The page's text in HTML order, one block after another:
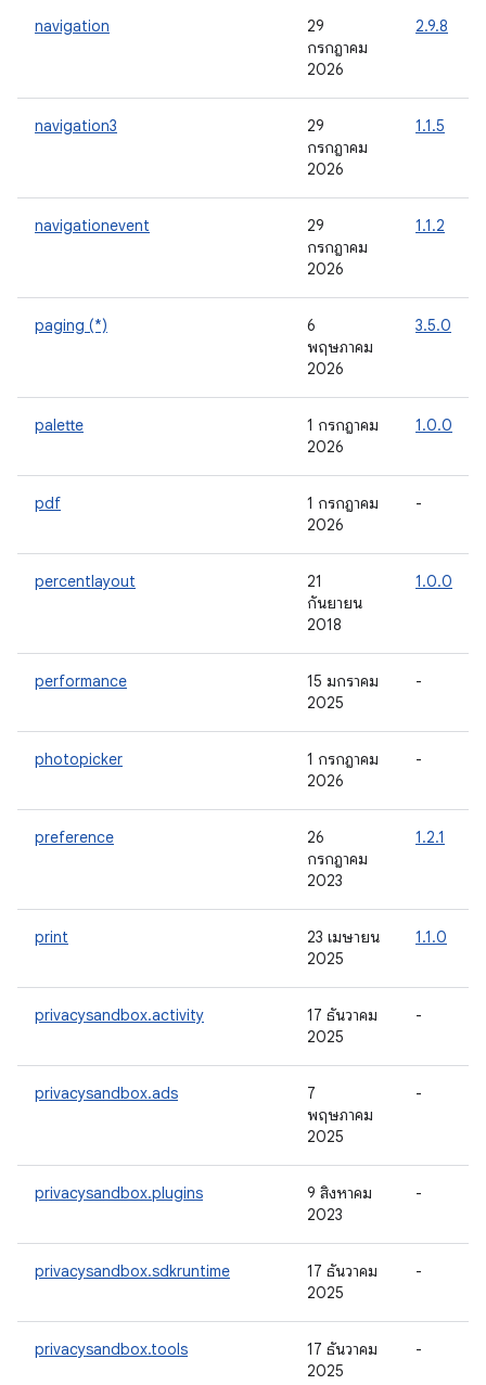
navigation
29
กรกฎาคม
2026
2.9.8
navigation3
29
กรกฎาคม
2026
1.1.5
navigationevent
29
กรกฎาคม
2026
1.1.2
paging (*)
6
พฤษภาคม
2026
3.5.0
palette
1 กรกฎาคม
2026
1.0.0
pdf
1 กรกฎาคม
2026
-
percentlayout
21
กันยายน
2018
1.0.0
performance
15 มกราคม
2025
-
photopicker
1 กรกฎาคม
2026
-
preference
26
กรกฎาคม
2023
1.2.1
print
23 เมษายน
2025
1.1.0
privacysandbox.activity
17 ธันวาคม
2025
-
privacysandbox.ads
7
พฤษภาคม
2025
-
privacysandbox.plugins
9 สิงหาคม
2023
-
privacysandbox.sdkruntime
17 ธันวาคม
2025
-
privacysandbox.tools
17 ธันวาคม
2025
-